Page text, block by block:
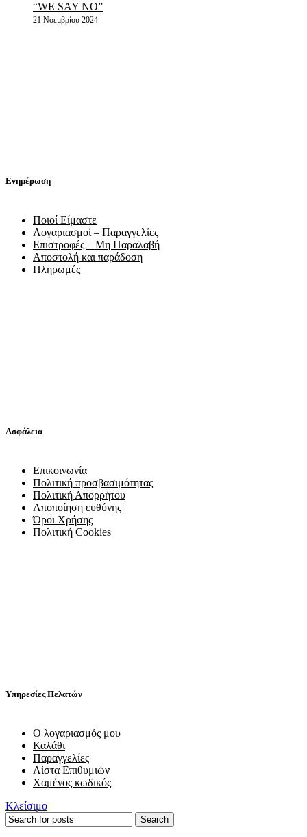
“WE SAY NO”
21 Νοεμβρίου 2024
Ενημέρωση
Ποιοί Είμαστε
Λογαριασμοί – Παραγγελίες
Επιστροφές – Μη Παραλαβή
Αποστολή και παράδοση
Πληρωμές
Ασφάλεια
Επικοινωνία
Πολιτική προσβασιμότητας
Πολιτική Απορρήτου
Αποποίηση ευθύνης
Όροι Χρήσης
Πολιτική Cookies
Υπηρεσίες Πελατών
Ο λογαριασμός μου
Καλάθι
Παραγγελίες
Λίστα Επιθυμιών
Χαμένος κωδικός
Κλείσιμο
Search